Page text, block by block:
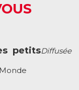
petitsDiffusée